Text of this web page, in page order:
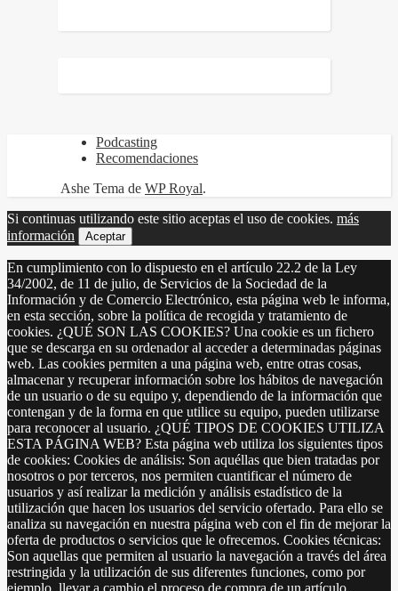
Podcasting
Recomendaciones
Ashe Tema de WP Royal.
Si continuas utilizando este sitio aceptas el uso de cookies. más
información
Aceptar
En cumplimiento con lo dispuesto en el artículo 22.2 de la Ley
34/2002, de 11 de julio, de Servicios de la Sociedad de la
Información y de Comercio Electrónico, esta página web le informa,
en esta sección, sobre la política de recogida y tratamiento de
cookies. ¿QUÉ SON LAS COOKIES? Una cookie es un fichero
que se descarga en su ordenador al acceder a determinadas páginas
web. Las cookies permiten a una página web, entre otras cosas,
almacenar y recuperar información sobre los hábitos de navegación
de un usuario o de su equipo y, dependiendo de la información que
contengan y de la forma en que utilice su equipo, pueden utilizarse
para reconocer al usuario. ¿QUÉ TIPOS DE COOKIES UTILIZA
ESTA PÁGINA WEB? Esta página web utiliza los siguientes tipos
de cookies: Cookies de análisis: Son aquéllas que bien tratadas por
nosotros o por terceros, nos permiten cuantificar el número de
usuarios y así realizar la medición y análisis estadístico de la
utilización que hacen los usuarios del servicio ofertado. Para ello se
analiza su navegación en nuestra página web con el fin de mejorar la
oferta de productos o servicios que le ofrecemos. Cookies técnicas:
Son aquellas que permiten al usuario la navegación a través del área
restringida y la utilización de sus diferentes funciones, como por